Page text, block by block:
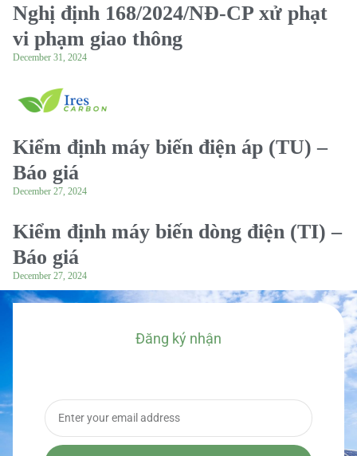
Nghị định 168/2024/NĐ-CP xử phạt
vi phạm giao thông
December 31, 2024
Kiểm định máy biến điện áp (TU) –
Báo giá
December 27, 2024
Kiểm định máy biến dòng điện (TI) –
Báo giá
December 27, 2024
Đăng ký nhận